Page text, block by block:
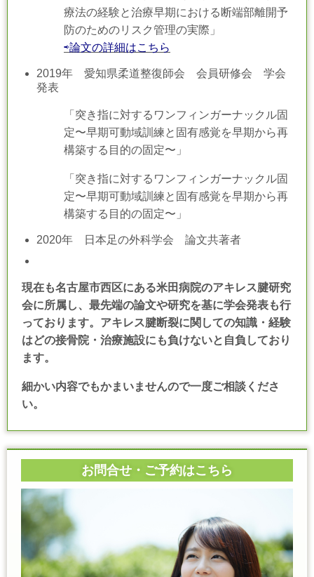
療法の経験と治療早期における断端部離開予
防のためのリスク管理の実際」
⇨論文の詳細はこちら
2019年 愛知県柔道整復師会 会員研修会 学会
発表
「突き指に対するワンフィンガーナックル固
定〜早期可動域訓練と固有感覚を早期から再
構築する目的の固定〜」
「突き指に対するワンフィンガーナックル固
定〜早期可動域訓練と固有感覚を早期から再
構築する目的の固定〜」
2020年 日本足の外科学会 論文共著者
現在も名古屋市西区にある米田病院のアキレス腱研究
会に所属し、最先端の論文や研究を基に学会発表も行
っております。アキレス腱断裂に関しての知識・経験
はどの接骨院・治療施設にも負けないと自負しており
ます。
細かい内容でもかまいませんので一度ご相談くださ
い。
お問合せ・ご予約はこちら